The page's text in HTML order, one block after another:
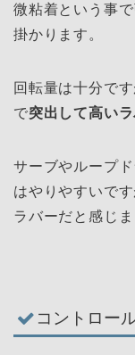
微粘着という事
掛かります。
回転量は十分で
で突出して高い
サーブやループ
はやりやすいで
ラバーだと感じま
コントロー